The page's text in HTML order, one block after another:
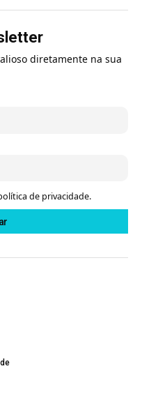
diretamente na sua
de privacidade.